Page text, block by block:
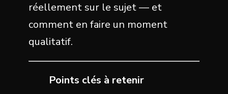
réellement sur le sujet — et
comment en faire un moment
qualitatif.
Points clés à retenir